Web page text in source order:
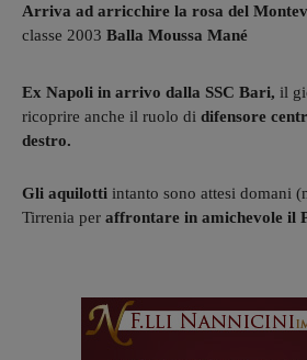
Arriva ad arricchire la rosa del
classe 2003 Balla Moussa Mané
Ex Napoli in arrivo dalla SSC Bari, il
ricoprire anche il ruolo di difensore
destro.
Gli aquilotti intanto sono attesi domani
Tirrenia per affrontare in amichevole il